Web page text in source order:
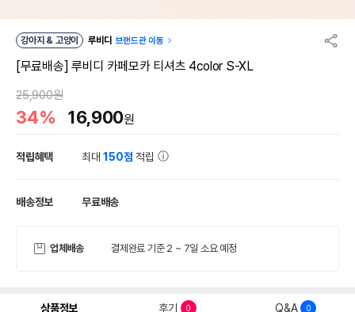
강아지 & 고양이 루비디 브랜드관 이동
[무료배송] 루비디 카페모카 티셔츠 4color S-XL
25,900원
34% 16,900원
적립혜택 최대150점 적립
배송정보 무료배송
업체배송 결제완료 기준 2 ~ 7일 소요 예정
상품정보 후기 0 Q&A 0